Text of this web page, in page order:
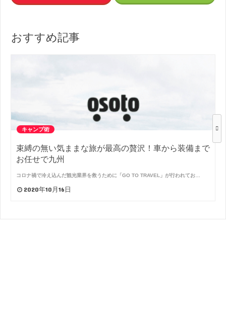
おすすめ記事
キャンプ術
束縛の無い気ままな旅が最高の贅沢！車から装備まで
お任せで九州
コロナ禍で冷え込んだ観光業界を救うために「GO TO TRAVEL」が行われてお…
2020年10月16日